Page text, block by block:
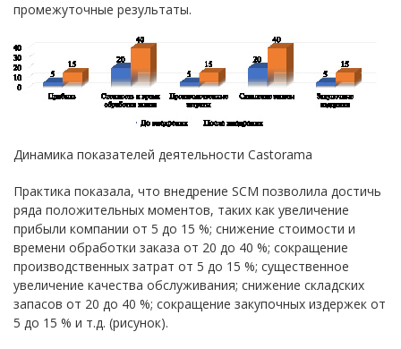
промежуточные результаты.
Динамика показателей деятельности Castorama
Практика показала, что внедрение SCM позволила достичь
ряда положительных моментов, таких как увеличение
прибыли компании от 5 до 15 %; снижение стоимости и
времени обработки заказа от 20 до 40 %; сокращение
производственных затрат от 5 до 15 %; существенное
увеличение качества обслуживания; снижение складских
запасов от 20 до 40 %; сокращение закупочных издержек от
5 до 15 % и т.д. (рисунок).